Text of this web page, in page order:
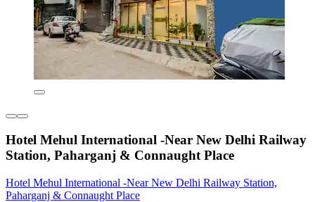
Hotel Mehul International -Near New Delhi Railway
Station, Paharganj & Connaught Place
Hotel Mehul International -Near New Delhi Railway Station,
Paharganj & Connaught Place